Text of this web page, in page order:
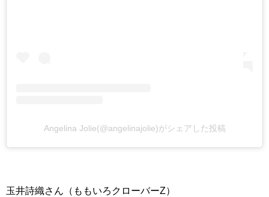
Angelina Jolie(@angelinajolie)がシェアした投稿
玉井詩織さん（ももいろクローバーZ）